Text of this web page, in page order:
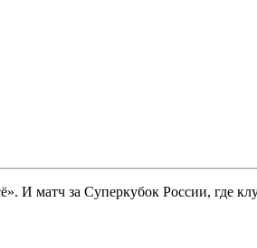
матч за Суперкубок России, где